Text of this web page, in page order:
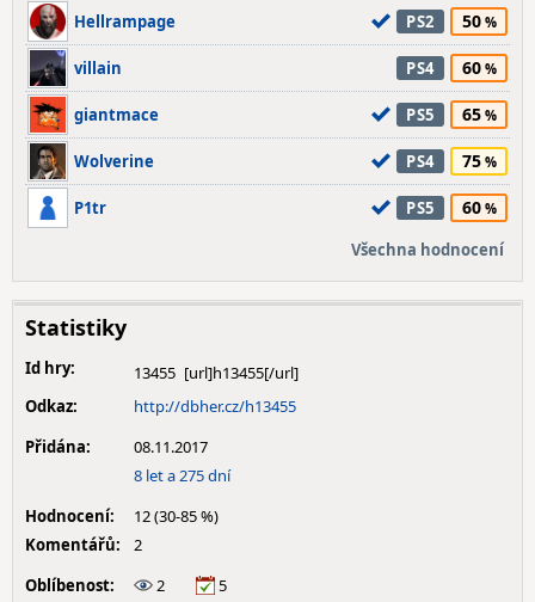
Hellrampage PS2 50
villain PS4 60
giantmace PS5 65
Wolverine PS4 75
P1tr PS5 60
Všechna hodnocení
Statistiky
Id hry:
13455
Odkaz:
http://dbher.cz/h13455
Přidána:
08.11.2017
8 let a 275 dní
Hodnocení:
12 (30-85 %)
Komentářů:
2
Oblíbenost:
2
5